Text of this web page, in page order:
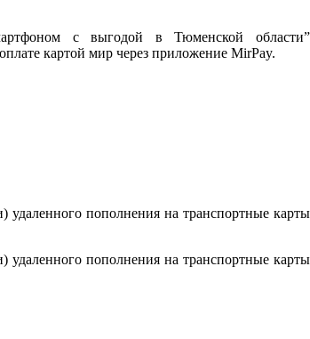
с выгодой в Тюменской области”
картой мир через приложение MirPay.
удаленного пополнения на транспортные карты
удаленного пополнения на транспортные карты